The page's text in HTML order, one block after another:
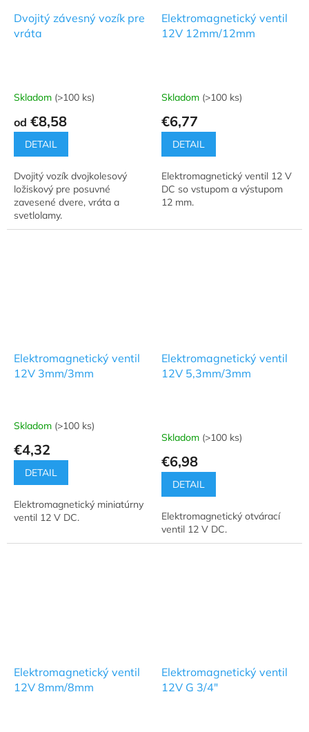
Dvojitý závesný vozík pre
vráta
Skladom (>100 ks)
od €8,58
DETAIL
Dvojitý vozík dvojkolesový
ložiskový pre posuvné
zavesené dvere, vráta a
svetlolamy.
Elektromagnetický ventil
12V 12mm/12mm
Skladom (>100 ks)
€6,77
DETAIL
Elektromagnetický ventil 12 V
DC so vstupom a výstupom
12 mm.
Elektromagnetický ventil
12V 3mm/3mm
Priemerné
produktu
5,0
5
hviezdičiek.
Skladom (>100 ks)
€4,32
DETAIL
Elektromagnetický miniatúrny
ventil 12 V DC.
Elektromagnetický ventil
12V 5,3mm/3mm
Skladom (>100 ks)
€6,98
DETAIL
Elektromagnetický otvárací
ventil 12 V DC.
Elektromagnetický ventil
12V 8mm/8mm
Elektromagnetický ventil
12V G 3/4"